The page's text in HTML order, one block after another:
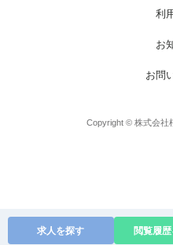
利
お
お問
Copyright © 株式会社
求人を探す 閲覧履